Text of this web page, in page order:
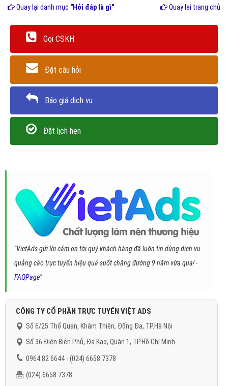
Quay lại danh mục "Hỏi đáp là gì" Quay lại trang chủ
Gọi CSKH
Đặt câu hỏi
Báo giá dịch vụ
Đặt lịch hẹn
"VietAds gửi lời cảm ơn tới quý khách hàng đã luôn tin dùng dịch vụ
quảng cáo trực tuyến hiệu quả suốt chặng đường 9 năm vừa qua! -
FAQPage"
CÔNG TY CỔ PHẦN TRỰC TUYẾN VIỆT ADS
Số 6/25 Thổ Quan, Khâm Thiên, Đống Đa, TP.Hà Nội
Số 36 Điện Biên Phủ, Đa Kao, Quận 1, TP.Hồ Chí Minh
0964 82 6644 - (024) 6658 7378
(024) 6658 7378